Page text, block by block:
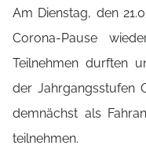
Am Dienstag, den
Corona-Pause
Teilnehmen durften
der Jahrgangsstufen
demnächst als
teilnehmen.